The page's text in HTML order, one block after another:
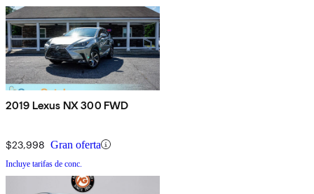
2019 Lexus NX 300 FWD
$23,998 Gran oferta
Incluye tarifas de conc.